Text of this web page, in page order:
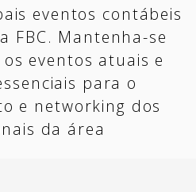
eventos contábeis
FBC. Mantenha-se
eventos atuais e
para o
e networking dos
da área